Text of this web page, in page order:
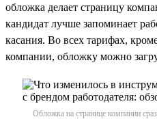
обложка делает страницу
кандидат лучше запоминает
касания. Во всех тарифах,
компании, обложку можно
Обложка на странице компании